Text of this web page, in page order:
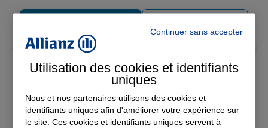
Note de 5 sur 5
Le 15/06/2026 - Agence PARIS XIII
Sébastien S.
Prendre un RDV Voir l'agence
Continuer sans accepter
Utilisation des cookies et identifiants
uniques
Nous et nos partenaires utilisons des cookies et
identifiants uniques afin d'améliorer votre expérience sur
le site. Ces cookies et identifiants uniques servent à